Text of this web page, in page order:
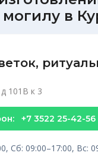
в
101В к 3
+7 3522 25-42-56
Сб: 09:00–17:00, Вс: